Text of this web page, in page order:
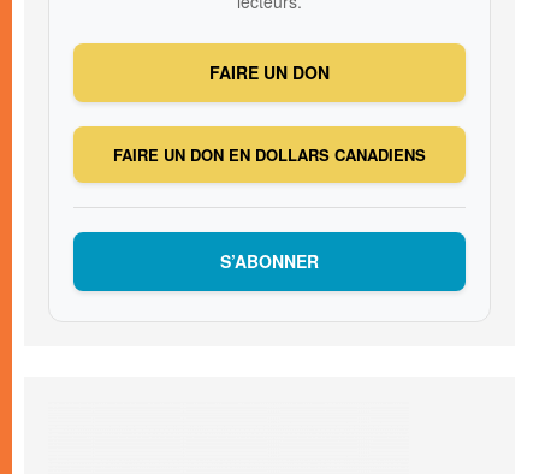
FAIRE UN DON
FAIRE UN DON EN DOLLARS CANADIENS
S’ABONNER